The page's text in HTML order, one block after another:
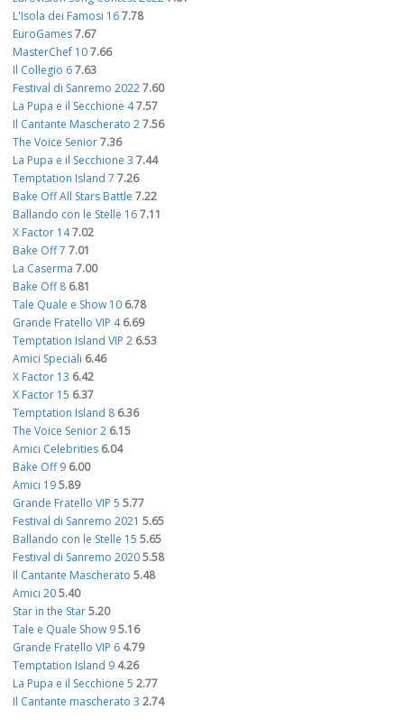
L'Isola dei Famosi 167.78
EuroGames7.67
MasterChef 107.66
Il Collegio 67.63
Festival di Sanremo 20227.60
La Pupa e il Secchione 47.57
Il Cantante Mascherato 27.56
The Voice Senior7.36
La Pupa e il Secchione 3 7.44
Temptation Island 7 7.26
Bake Off All Stars Battle 7.22
Ballando con le Stelle 167.11
X Factor 147.02
Bake Off 7 7.01
La Caserma 7.00
Bake Off 8 6.81
Tale Quale e Show 10 6.78
Grande Fratello VIP 4 6.69
Temptation Island VIP 2 6.53
Amici Speciali 6.46
X Factor 13 6.42
X Factor 15 6.37
Temptation Island 8 6.36
The Voice Senior 2 6.15
Amici Celebrities 6.04
Bake Off 9 6.00
Amici 195.89
Grande Fratello VIP 5 5.77
Festival di Sanremo 2021 5.65
Ballando con le Stelle 15 5.65
Festival di Sanremo 20205.58
Il Cantante Mascherato 5.48
Amici 205.40
Star in the Star5.20
Tale e Quale Show 95.16
Grande Fratello VIP 6 4.79
Temptation Island 9 4.26
La Pupa e il Secchione 5 2.77
Il Cantante mascherato 3 2.74